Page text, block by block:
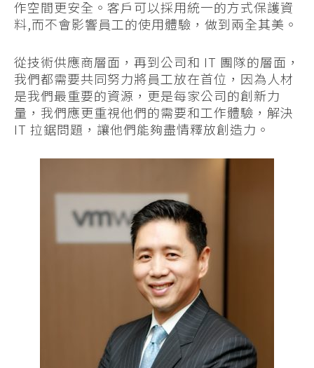
作空間更安全。客戶可以採用統一的方式保護資
料,而不會影響員工的使用體驗，做到兩全其美。
從技術供應商層面，再到公司和 IT 團隊的層面，
我們都需要共同努力將員工放在首位，因為人材
是我們最重要的資源，更是每家公司的創新力
量，我們應更重視他們的需要和工作體驗，解決
IT 拉鋸問題，讓他們能夠盡情釋放創造力。